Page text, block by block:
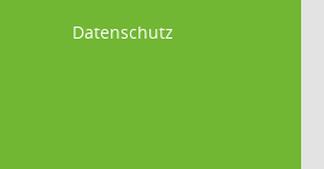
Datenschutz